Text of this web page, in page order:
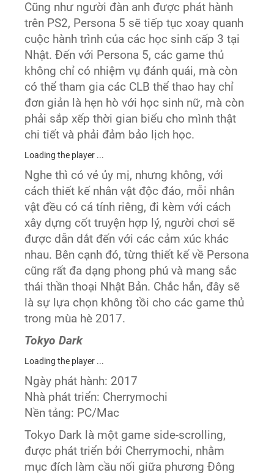
Cũng như người đàn anh được phát hành
trên PS2, Persona 5 sẽ tiếp tục xoay quanh
cuộc hành trình của các học sinh cấp 3 tại
Nhật. Đến với Persona 5, các game thủ
không chỉ có nhiệm vụ đánh quái, mà còn
có thể tham gia các CLB thể thao hay chỉ
đơn giản là hẹn hò với học sinh nữ, mà còn
phải sắp xếp thời gian biểu cho mình thật
chi tiết và phải đảm bảo lịch học.
Loading the player ...
Nghe thì có vẻ ủy mị, nhưng không, với
cách thiết kế nhân vật độc đáo, mỗi nhân
vật đều có cá tính riêng, đi kèm với cách
xây dựng cốt truyện hợp lý, người chơi sẽ
được dẫn dắt đến với các cảm xúc khác
nhau. Bên cạnh đó, từng thiết kế về Persona
cũng rất đa dạng phong phú và mang sắc
thái thần thoại Nhật Bản. Chắc hẳn, đây sẽ
là sự lựa chọn không tồi cho các game thủ
trong mùa hè 2017.
Tokyo Dark
Loading the player ...
Ngày phát hành: 2017
Nhà phát triển: Cherrymochi
Nền tảng: PC/Mac
Tokyo Dark là một game side-scrolling,
được phát triển bởi Cherrymochi, nhằm
mục đích làm cầu nối giữa phương Đông